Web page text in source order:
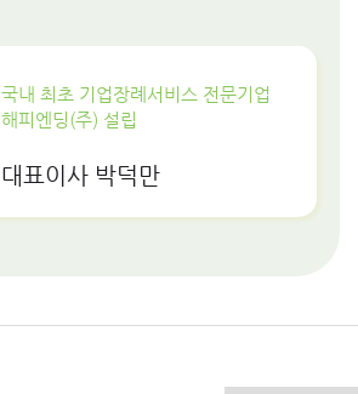
국내 최초 기업장례서비스 전문기업
해피엔딩(주) 설립
대표이사 박덕만